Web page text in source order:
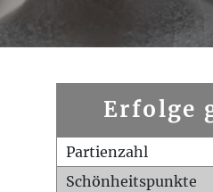
Erfolge
Partienzahl
Schönheitspunkte